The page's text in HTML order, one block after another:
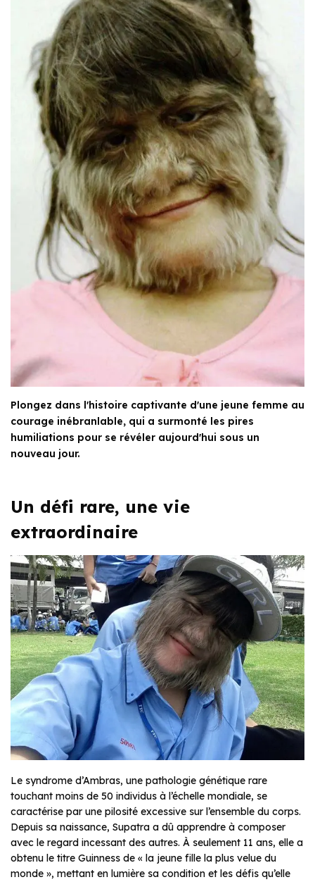
Plongez dans l'histoire captivante d'une jeune femme au
courage inébranlable, qui a surmonté les pires
humiliations pour se révéler aujourd'hui sous un
nouveau jour.
Un défi rare, une vie
extraordinaire
Le syndrome d’Ambras, une pathologie génétique rare
touchant moins de 50 individus à l’échelle mondiale, se
caractérise par une pilosité excessive sur l’ensemble du corps.
Depuis sa naissance, Supatra a dû apprendre à composer
avec le regard incessant des autres. À seulement 11 ans, elle a
obtenu le titre Guinness de « la jeune fille la plus velue du
monde », mettant en lumière sa condition et les défis qu’elle